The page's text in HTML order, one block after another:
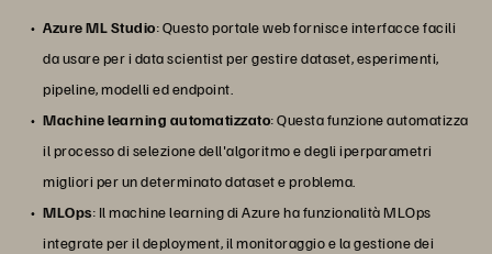
Azure ML Studio: Questo portale web fornisce interfacce facili
da usare per i data scientist per gestire dataset, esperimenti,
pipeline, modelli ed endpoint.
Machine learning automatizzato: Questa funzione automatizza
il processo di selezione dell'algoritmo e degli iperparametri
migliori per un determinato dataset e problema.
MLOps: Il machine learning di Azure ha funzionalità MLOps
integrate per il deployment, il monitoraggio e la gestione dei